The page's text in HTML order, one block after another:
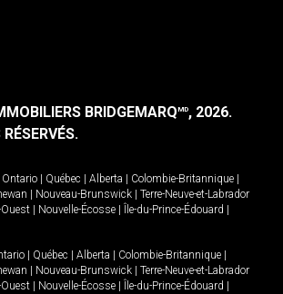
BRIDGEMARQMD, 2026.
Ontario Québec Alberta Colombie-Britannique
Nouveau-Brunswick
Terre-Neuve-et-Labrador
Nouvelle-Écosse Île-du-Prince-Édouard
Québec Alberta Colombie-Britannique
Nouveau-Brunswick
Terre-Neuve-et-Labrador
Nouvelle-Écosse Île-du-Prince-Édouard